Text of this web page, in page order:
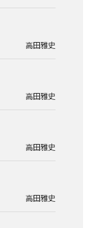
高田雅史
高田雅史
高田雅史
高田雅史